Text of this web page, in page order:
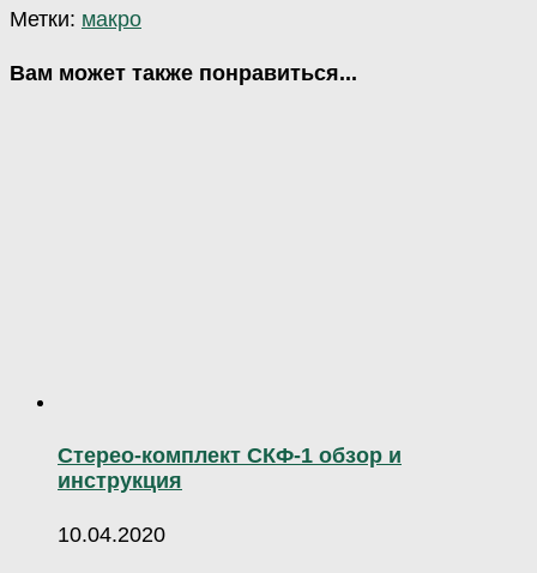
Метки: макро
Вам может также понравиться...
Стерео-комплект СКФ-1 обзор и
инструкция
10.04.2020